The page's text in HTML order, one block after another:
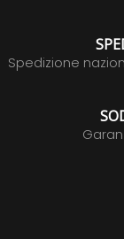
Spedizione